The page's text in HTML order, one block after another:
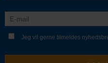
Jeg vil gerne tilmeldes